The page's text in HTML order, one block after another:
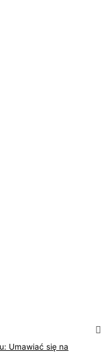
Umawiać się na